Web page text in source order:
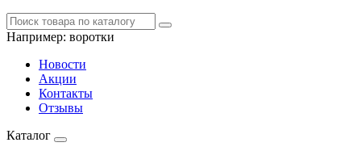
Например: воротки
Новости
Акции
Контакты
Отзывы
Каталог